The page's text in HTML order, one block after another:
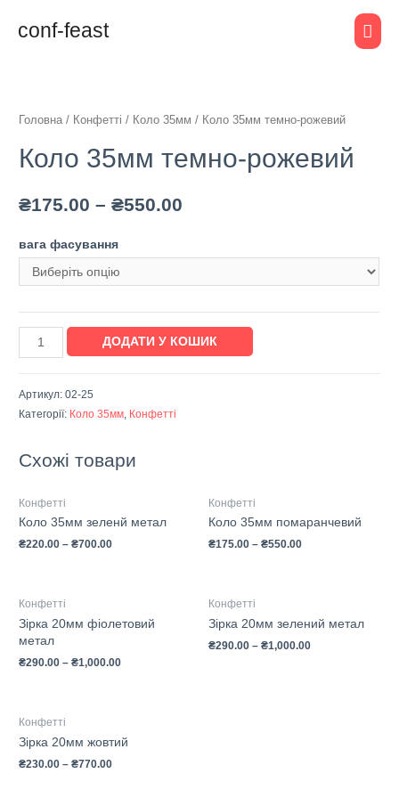
conf-feast
Головна / Конфетті / Коло 35мм / Коло 35мм темно-рожевий
Коло 35мм темно-рожевий
₴175.00 –₴550.00
вага фасування
ДОДАТИ У КОШИК
Артикул:02-25
Категорії: Коло 35мм, Конфетті
Схожі товари
Конфетті
Коло 35мм зеленй метал
₴220.00 –₴700.00
Конфетті
Коло 35мм помаранчевий
₴175.00 – ₴550.00
Конфетті
Зірка 20мм фіолетовий
метал
₴290.00 –₴1,000.00
Конфетті
Зірка 20мм зелений метал
₴290.00 – ₴1,000.00
Конфетті
Зірка 20мм жовтий
₴230.00 –₴770.00